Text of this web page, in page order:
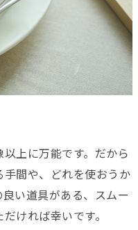
以上に万能です。だから
手間や、どれを使おうか
い道具がある、スムー
ければ幸いです。